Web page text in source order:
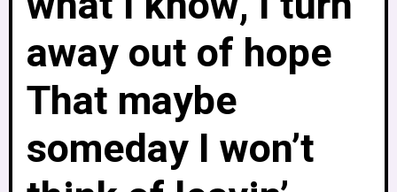
away out of hope
That maybe
someday I won’t